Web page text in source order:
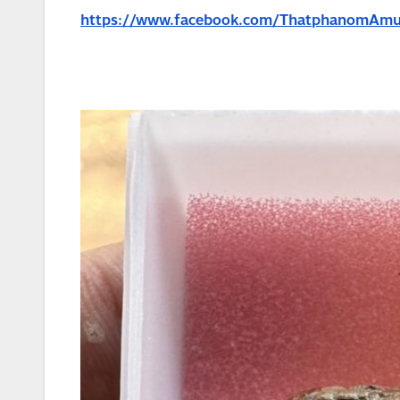
https://www.facebook.com/